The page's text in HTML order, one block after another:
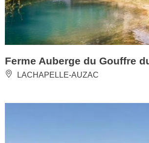
Ferme Auberge du Gouffre
LACHAPELLE-AUZAC